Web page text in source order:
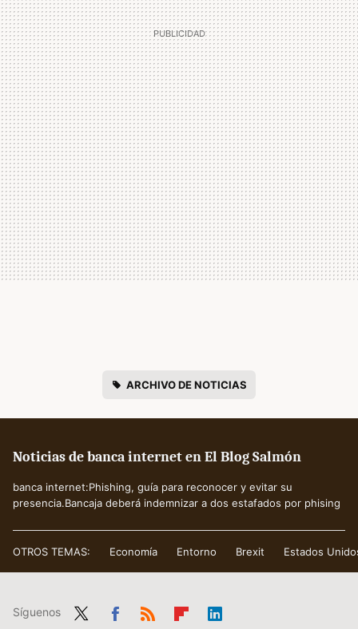
ARCHIVO DE NOTICIAS
Noticias de banca internet en El Blog Salmón
banca internet:Phishing, guía para reconocer y evitar su
presencia.Bancaja deberá indemnizar a dos estafados por phising
OTROS TEMAS: Economía Entorno Brexit Estados
Síguenos